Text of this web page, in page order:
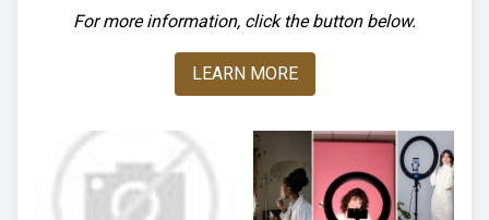
For more information, click the button below.
LEARN MORE